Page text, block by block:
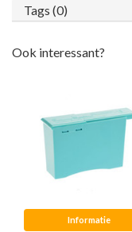
Tags (0)
Ook interessant?
Informatie